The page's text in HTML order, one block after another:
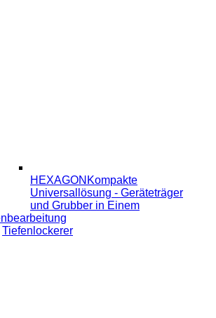
HEXAGON Kompakte
Universallösung - Geräteträger
und Grubber in Einem
Tiefenlockerer